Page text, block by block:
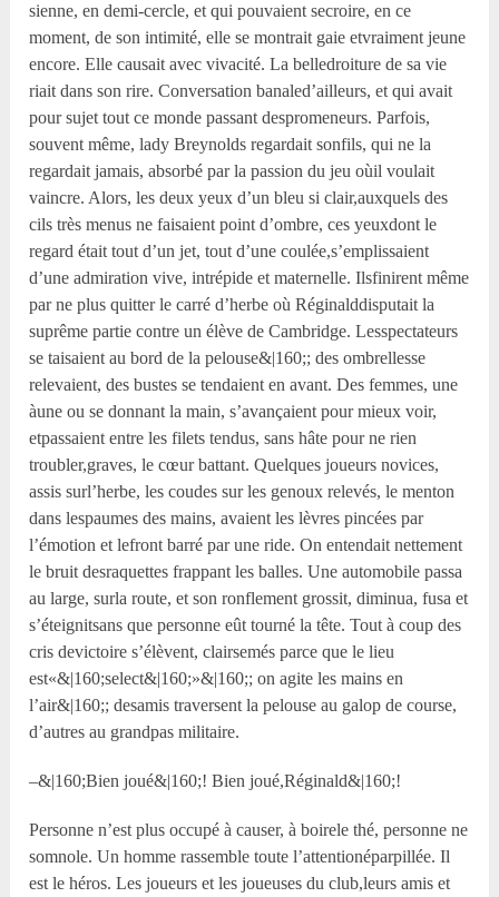
sienne, en demi-cercle, et qui pouvaient secroire, en ce
moment, de son intimité, elle se montrait gaie etvraiment jeune
encore. Elle causait avec vivacité. La belledroiture de sa vie
riait dans son rire. Conversation banaled’ailleurs, et qui avait
pour sujet tout ce monde passant despromeneurs. Parfois,
souvent même, lady Breynolds regardait sonfils, qui ne la
regardait jamais, absorbé par la passion du jeu oùil voulait
vaincre. Alors, les deux yeux d’un bleu si clair,auxquels des
cils très menus ne faisaient point d’ombre, ces yeuxdont le
regard était tout d’un jet, tout d’une coulée,s’emplissaient
d’une admiration vive, intrépide et maternelle. Ilsfinirent même
par ne plus quitter le carré d’herbe où Réginalddisputait la
suprême partie contre un élève de Cambridge. Lesspectateurs
se taisaient au bord de la pelouse&|160;; des ombrellesse
relevaient, des bustes se tendaient en avant. Des femmes, une
àune ou se donnant la main, s’avançaient pour mieux voir,
etpassaient entre les filets tendus, sans hâte pour ne rien
troubler,graves, le cœur battant. Quelques joueurs novices,
assis surl’herbe, les coudes sur les genoux relevés, le menton
dans lespaumes des mains, avaient les lèvres pincées par
l’émotion et lefront barré par une ride. On entendait nettement
le bruit desraquettes frappant les balles. Une automobile passa
au large, surla route, et son ronflement grossit, diminua, fusa et
s’éteignitsans que personne eût tourné la tête. Tout à coup des
cris devictoire s’élèvent, clairsemés parce que le lieu
est«&|160;select&|160;»&|160;; on agite les mains en
l’air&|160;; desamis traversent la pelouse au galop de course,
d’autres au grandpas militaire.
–&|160;Bien joué&|160;! Bien joué,Réginald&|160;!
Personne n’est plus occupé à causer, à boirele thé, personne ne
somnole. Un homme rassemble toute l’attentionéparpillée. Il
est le héros. Les joueurs et les joueuses du club,leurs amis et